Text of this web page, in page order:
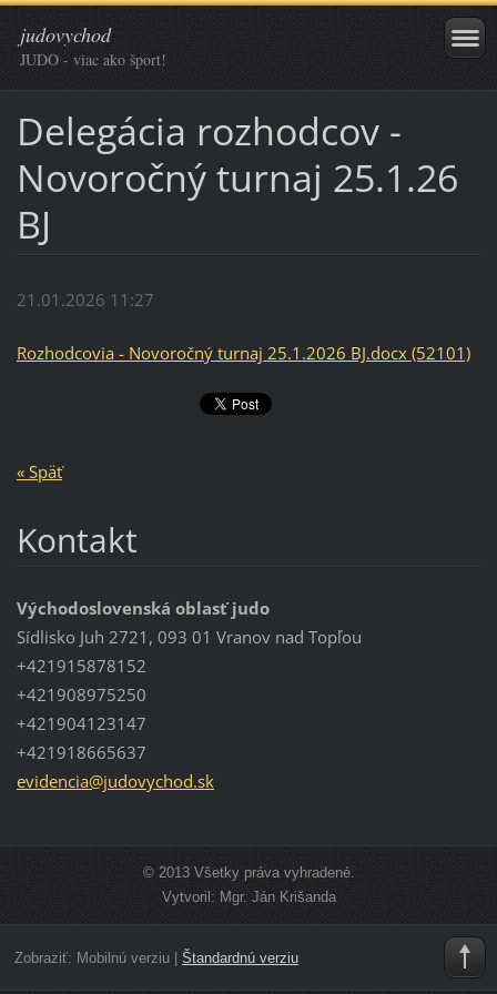
judovychod
JUDO - viac ako šport!
Delegácia rozhodcov -
Novoročný turnaj 25.1.26
BJ
21.01.2026 11:27
Rozhodcovia - Novoročný turnaj 25.1.2026 BJ.docx (52101)
« Späť
Kontakt
Východoslovenská oblasť judo
Sídlisko Juh 2721, 093 01 Vranov nad Topľou
+421915878152
+421908975250
+421904123147
+421918665637
evidencia@judovychod.sk
© 2013 Všetky práva vyhradené.
Vytvoril: Mgr. Ján Krišanda
Zobraziť: Mobilnú verziu| Štandardnú verziu